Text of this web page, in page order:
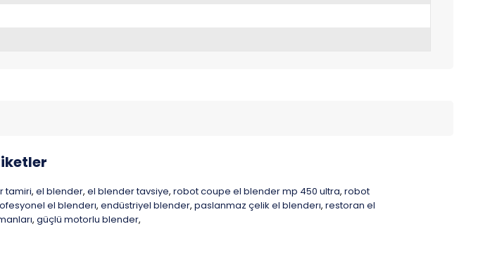
tamiri, el blender, el blender tavsiye, robot coupe el blender mp 450 ultra, robot
el blenderı, endüstriyel blender, paslanmaz çelik el blenderı, restoran el
, güçlü motorlu blender,